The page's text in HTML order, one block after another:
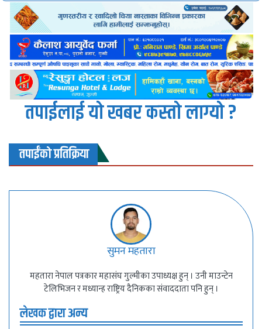
तपाईलाई यो खबर कस्तो लाग्यो ?
तपाईंको प्रतिक्रिया
सुमन महतारा
महतारा नेपाल पत्रकार महासंघ गुल्मीका उपाध्यक्ष हुन् । उनी माउन्टेन
टेलिभिजन र मध्यान्ह राष्ट्रिय दैनिकका संवाददाता पनि हुन् ।
लेखक द्वारा अन्य